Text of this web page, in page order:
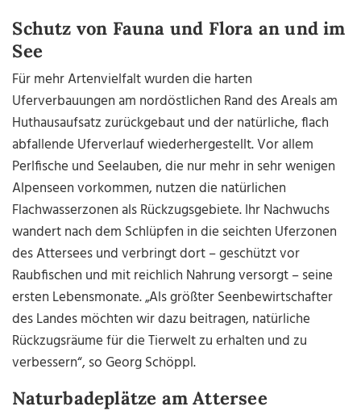
Schutz von Fauna und Flora an und im
See
Für mehr Artenvielfalt wurden die harten
Uferverbauungen am nordöstlichen Rand des Areals am
Huthausaufsatz zurückgebaut und der natürliche, flach
abfallende Uferverlauf wiederhergestellt. Vor allem
Perlfische und Seelauben, die nur mehr in sehr wenigen
Alpenseen vorkommen, nutzen die natürlichen
Flachwasserzonen als Rückzugsgebiete. Ihr Nachwuchs
wandert nach dem Schlüpfen in die seichten Uferzonen
des Attersees und verbringt dort – geschützt vor
Raubfischen und mit reichlich Nahrung versorgt – seine
ersten Lebensmonate. „Als größter Seenbewirtschafter
des Landes möchten wir dazu beitragen, natürliche
Rückzugsräume für die Tierwelt zu erhalten und zu
verbessern“, so Georg Schöppl.
Naturbadeplätze am Attersee